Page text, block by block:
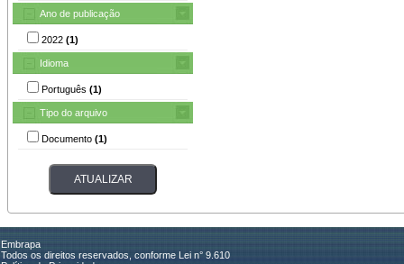
Ano de publicação
2022 (1)
Idioma
Português (1)
Tipo do arquivo
Documento (1)
Embrapa
Todos os direitos reservados, conforme Lei n° 9.610